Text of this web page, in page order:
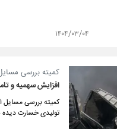
۱۴۰۴/۰۳/۰۴
کمیته بررسی
افزایش سهمیه و
کمیته بررسی
تولیدی خسارت دیده